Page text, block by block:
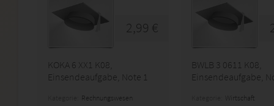
2,99 €
KOKA 6 XX1 K08,
Einsendeaufgabe, Note 1
Rechnungswesen
BWLB 3 0611 K08,
Einsendeaufgabe,
Wirtschaft